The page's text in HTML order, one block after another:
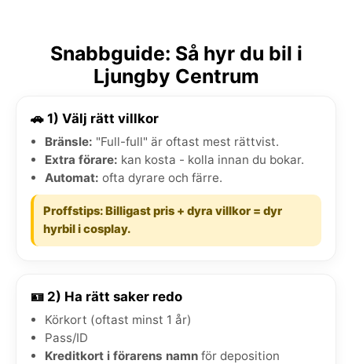
Snabbguide: Så hyr du bil i
Ljungby Centrum
🚗 1) Välj rätt villkor
Bränsle: "Full-full" är oftast mest rättvist.
Extra förare: kan kosta - kolla innan du bokar.
Automat: ofta dyrare och färre.
Proffstips: Billigast pris + dyra villkor = dyr
hyrbil i cosplay.
🪪 2) Ha rätt saker redo
Körkort (oftast minst 1 år)
Pass/ID
Kreditkort i förarens namn för deposition